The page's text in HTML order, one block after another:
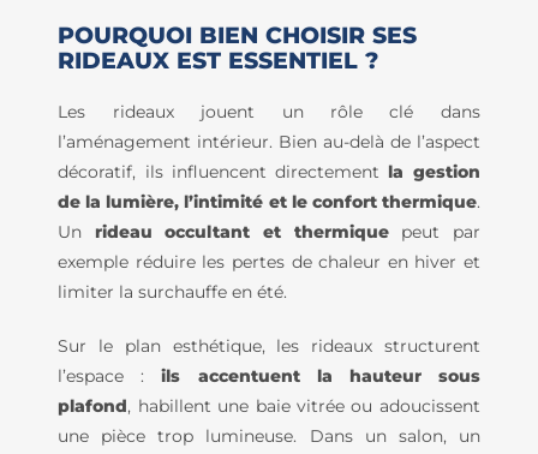
POURQUOI BIEN CHOISIR SES
RIDEAUX EST ESSENTIEL ?
Les rideaux jouent un rôle clé dans
l’aménagement intérieur. Bien au-delà de l’aspect
décoratif, ils influencent directementla gestion
de la lumière, l’intimité et le confort thermique.
Un rideau occultant et thermiquepeut par
exemple réduire les pertes de chaleur en hiver et
limiter la surchauffe en été.
Sur le plan esthétique, les rideaux structurent
l’espace :ils accentuent la hauteur sous
plafond, habillent une baie vitrée ou adoucissent
une pièce trop lumineuse. Dans un salon, un